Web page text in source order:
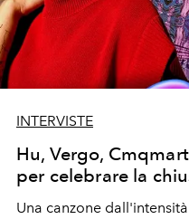
INTERVISTE
Hu, Vergo,
per celebrare la
Una canzone